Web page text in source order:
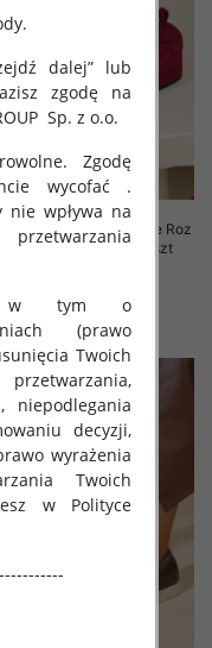
Espadryle damskie Roz
36-41, 1 kolor Paczka 8 szt
szczegóły
dalej” lub
zgodę na
Sp. z o.o.
Zgodę
wycofać .
nie wpływa na
w tym o
(prawo
Twoich
niepodlegania
decyzji,
wyrażenia
Twoich
w Polityce